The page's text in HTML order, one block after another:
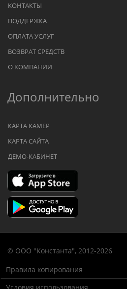
КОНТАКТЫ
ПОДДЕРЖКА
ОПЛАТА УСЛУГ
ВОЗВРАТ СРЕДСТВ
О КОМПАНИИ
Дополнительно
КАРТА КАМЕР
КАРТА САЙТА
ДЕМО-КАБИНЕТ
© OOO "Константа", 2012-2026
Правила копирования
Условия использования